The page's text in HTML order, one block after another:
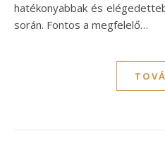
hatékonyabbak és
során. Fontos a megfelelő…